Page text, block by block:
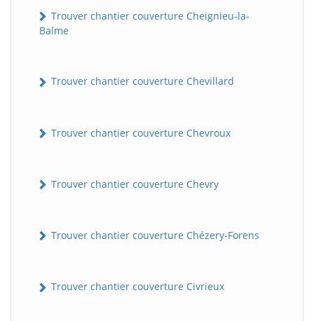
Trouver chantier couverture Cheignieu-la-
Balme
Trouver chantier couverture Chevillard
Trouver chantier couverture Chevroux
Trouver chantier couverture Chevry
Trouver chantier couverture Chézery-Forens
Trouver chantier couverture Civrieux